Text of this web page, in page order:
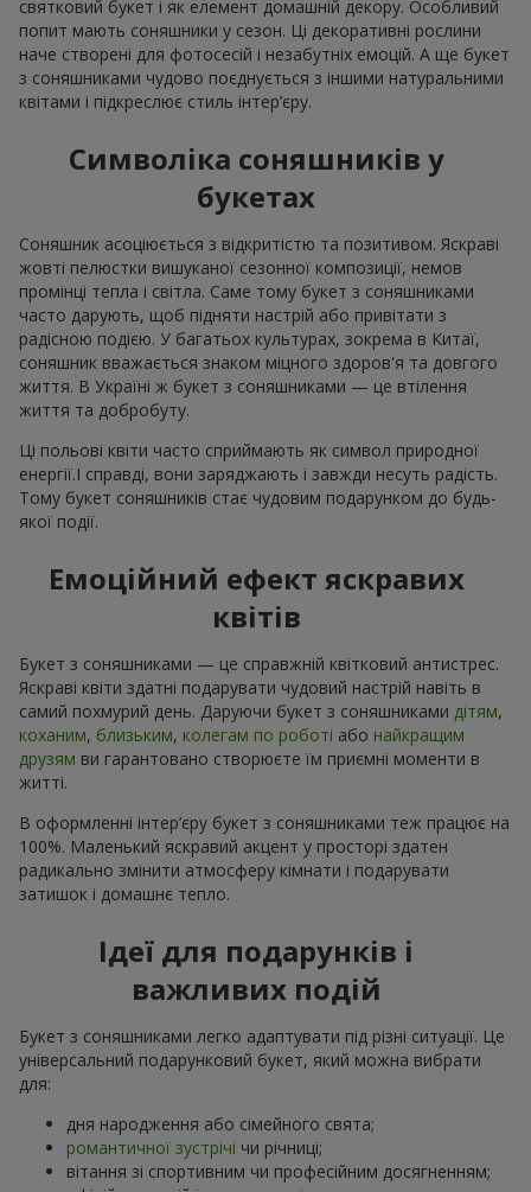
святковий букет і як елемент домашній декору. Особливий
попит мають соняшники у сезон. Ці декоративні рослини
наче створені для фотосесій і незабутніх емоцій. А ще букет
з соняшниками чудово поєднується з іншими натуральними
квітами і підкреслює стиль інтер’єру.
Символіка соняшників у
букетах
Соняшник асоціюється з відкритістю та позитивом. Яскраві
жовті пелюстки вишуканої сезонної композиції, немов
промінці тепла і світла. Саме тому букет з соняшниками
часто дарують, щоб підняти настрій або привітати з
радісною подією. У багатьох культурах, зокрема в Китаї,
соняшник вважається знаком міцного здоров'я та довгого
життя. В Україні ж букет з соняшниками — це втілення
життя та добробуту.
Ці польові квіти часто сприймають як символ природної
енергії.І справді, вони заряджають і завжди несуть радість.
Тому букет соняшників стає чудовим подарунком до будь-
якої події.
Емоційний ефект яскравих
квітів
Букет з соняшниками — це справжній квітковий антистрес.
Яскраві квіти здатні подарувати чудовий настрій навіть в
самий похмурий день. Даруючи букет з соняшниками дітям,
коханим, близьким, колегам по роботі або найкращим
друзям ви гарантовано створюєте їм приємні моменти в
житті.
В оформленні інтер’єру букет з соняшниками теж працює на
100%. Маленький яскравий акцент у просторі здатен
радикально змінити атмосферу кімнати і подарувати
затишок і домашнє тепло.
Ідеї для подарунків і
важливих подій
Букет з соняшниками легко адаптувати під різні ситуації. Це
універсальний подарунковий букет, який можна вибрати
для:
дня народження або сімейного свята;
романтичної зустрічі чи річниці;
вітання зі спортивним чи професійним досягненням;